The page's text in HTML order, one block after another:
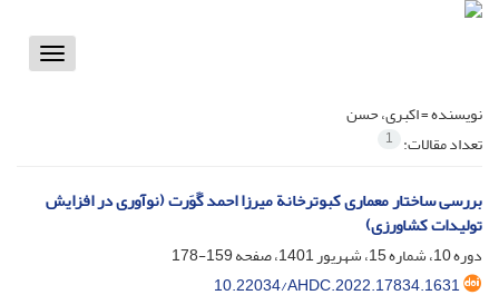
Toggle
نویسنده =اکبری، حسن
تعداد مقالات: 1
بررسی ساختار معماری کبوترخانة میرزا احمد گَوَرت (نوآوری در افزایش
تولیدات کشاورزی)
دوره 10، شماره 15، شهریور 1401، صفحه
159-178
10.22034/AHDC.2022.17834.1631